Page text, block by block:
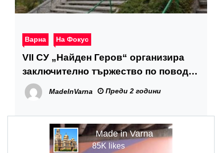
Варна На Фокус
VII СУ „Найден Геров“ организира
заключително тържество по повод
60-ата си годишнина
MadeInVarna Преди 2 години
Made in Varna
85K likes